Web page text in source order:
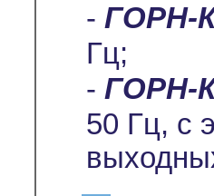
- ГОРН-
Гц;
- ГОРН-
50 Гц, с